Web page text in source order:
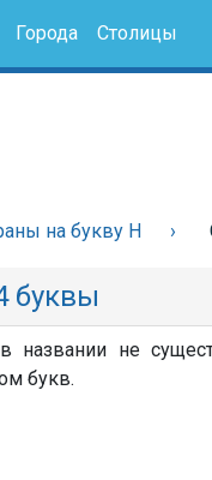
Города Столицы
на букву Н
буквы
не
букв.